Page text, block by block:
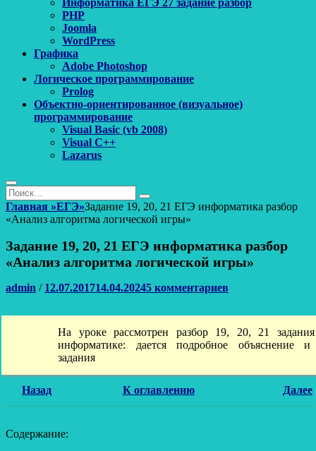
Информатика ЕГЭ 27 задание разбор
PHP
Joomla
WordPress
Графика
Adobe Photoshop
Логическое программирование
Prolog
Объектно-ориентированное (визуальное)
программирование
Visual Basic (vb 2008)
Visual C++
Lazarus
Поиск
Найти:
Поиск
Главная »ЕГЭ»Задание 19, 20, 21 ЕГЭ информатика разбор
«Анализ алгоритма логической игры»
Задание 19, 20, 21 ЕГЭ информатика разбор
«Анализ алгоритма логической игры»
Автор
admin / Опубликовано
12.07.201714.04.20245 комментариев
На уроке рассмотрен разбор 19, 20, 21
информатике: дается подробное объяснение
задания
Назад К оглавлению Далее
Содержание: